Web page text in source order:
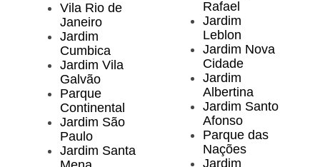
Vila Rio de
Janeiro
Jardim
Cumbica
Jardim Vila
Galvão
Parque
Continental
Jardim São
Paulo
Jardim Santa
Rafael
Jardim
Leblon
Jardim Nova
Cidade
Jardim
Albertina
Jardim Santo
Afonso
Parque das
Nações
Jardim